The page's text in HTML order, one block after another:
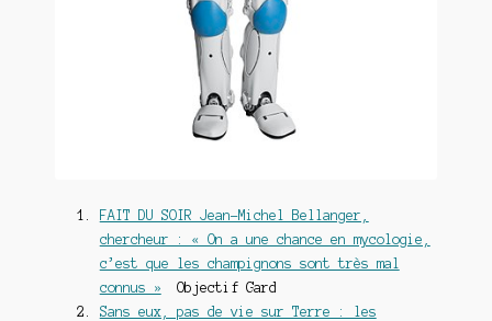
FAIT DU SOIR Jean-Michel Bellanger,
chercheur : « On a une chance en mycologie,
c’est que les champignons sont très mal
connus » Objectif Gard
Sans eux, pas de vie sur Terre : les